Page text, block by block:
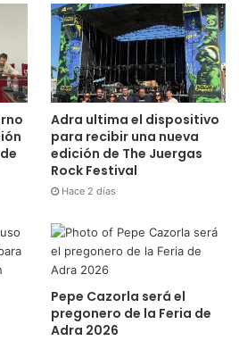
Adra ultima el dispositivo
para recibir una nueva
edición de The Juergas
Rock Festival
Hace 2 días
Pepe Cazorla será el
pregonero de la Feria de
Adra 2026